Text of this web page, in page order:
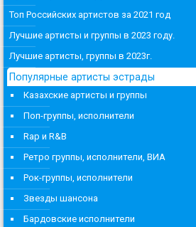
Топ Российских артистов за 2021 год
Лучшие артисты и группы в 2023 году.
Лучшие артисты, группы в 2023г.
Популярные артисты эстрады
Казахские артисты и группы
Поп-группы, исполнители
Rap и R&B
Ретро группы, исполнители, ВИА
Рок-группы, исполнители
Звезды шансона
Бардовские исполнители